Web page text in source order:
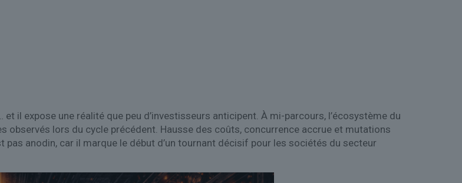
il expose une réalité que peu d’investisseurs anticipent. À mi-parcours, l’écosystème du
observés lors du cycle précédent. Hausse des coûts, concurrence accrue et mutations
anodin, car il marque le début d’un tournant décisif pour les sociétés du secteur